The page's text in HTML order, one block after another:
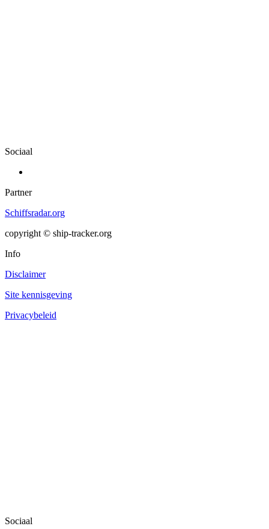
Sociaal
Partner
Schiffsradar.org
copyright © ship-tracker.org
Info
Disclaimer
Site kennisgeving
Privacybeleid
Sociaal